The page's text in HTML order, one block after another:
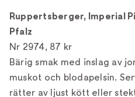
Ruppertsberger, Imperial
Pfalz
Nr 2974, 87 kr
Bärig smak med inslag av
muskot och blodapelsin.
rätter av ljust kött eller